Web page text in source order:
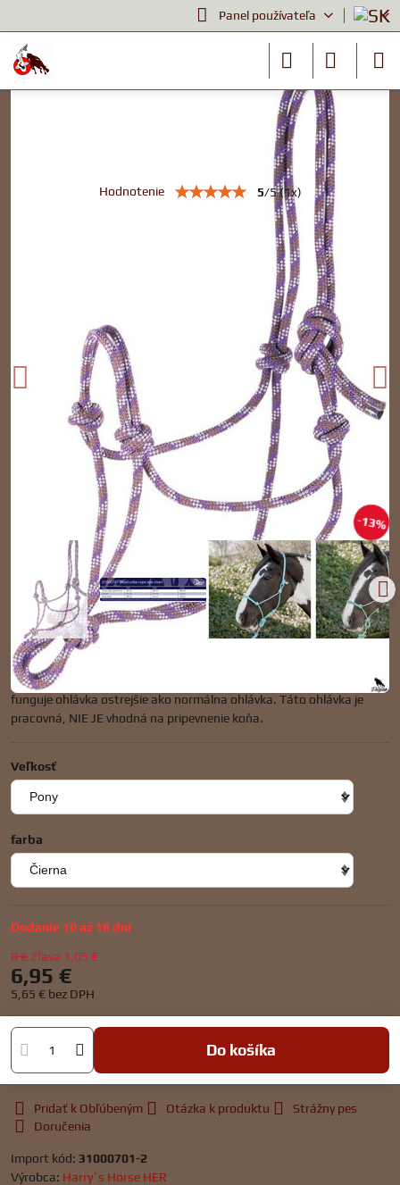
Panel používateľa
13%
Lanová ohlávka ROPE
Hodnotenie 5/5(1x)
Ľahká ohlávka, ktorá sa používa na presnejšiu komunikáciu s
koňom. Pretože uzly ohlávky sú blízko tlakových bodov na hlave,
funguje ohlávka ostrejšie ako normálna ohlávka. Táto ohlávka je
pracovná, NIE JE vhodná na pripevnenie koňa.
Veľkosť
farba
Dodanie 10 až 16 dní
8 €Zľava 1,05 €
6,95 €
5,65 € bez DPH
Do košíka
Pridať k Obľúbeným Otázka k produktu
Strážny pes
Doručenia
Import kód: 31000701-2
Výrobca: Harry´s Horse HER